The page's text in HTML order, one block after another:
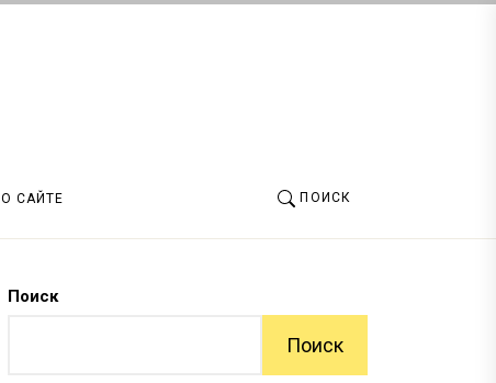
О САЙТЕ ПОИСК
Поиск
Поиск